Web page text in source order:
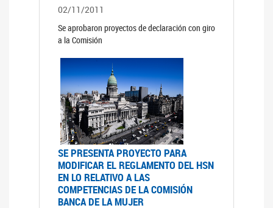
02/11/2011
Se aprobaron proyectos de declaración con giro
a la Comisión
SE PRESENTA PROYECTO PARA
MODIFICAR EL REGLAMENTO DEL HSN
EN LO RELATIVO A LAS
COMPETENCIAS DE LA COMISIÓN
BANCA DE LA MUJER